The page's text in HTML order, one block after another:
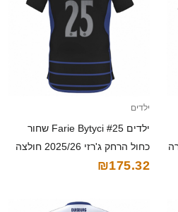
ילדים
ילדים Farie Bytyci #25 שחור
כחול הרחק ג'רזי 2025/26 חולצה
קצרה
₪175.32